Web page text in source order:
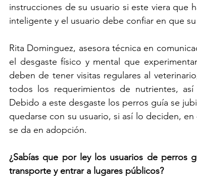
instrucciones de su usuario si este viera que
inteligente y el usuario debe confiar en que
Rita Dominguez, asesora técnica en
el desgaste físico y mental que
deben de tener visitas regulares al
todos los requerimientos de nutrientes,
Debido a este desgaste los perros guía se
quedarse con su usuario, si así lo deciden,
se da en adopción.
¿Sabías que por ley los usuarios de perros
transporte y entrar a lugares públicos?